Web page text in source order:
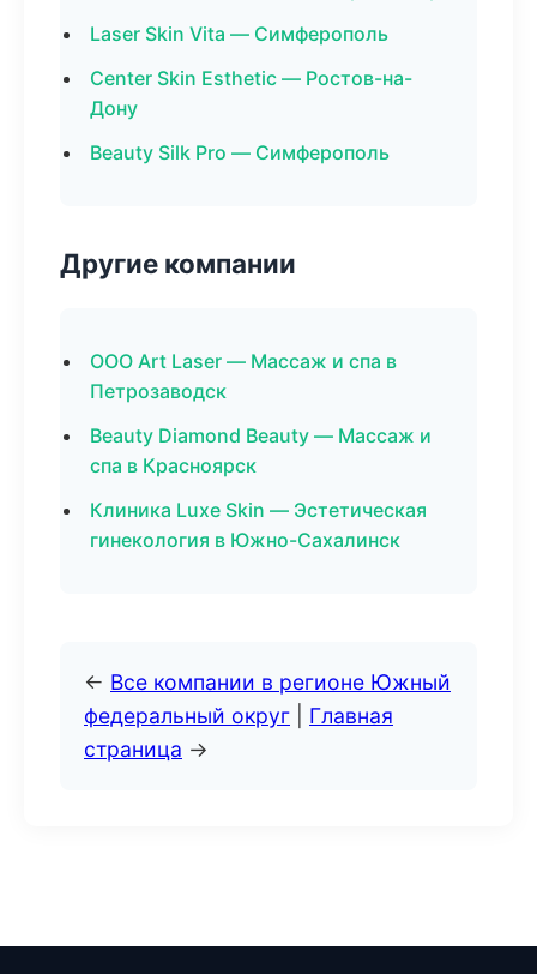
Laser Skin Vita — Симферополь
Center Skin Esthetic — Ростов-на-
Дону
Beauty Silk Pro — Симферополь
Другие компании
ООО Art Laser — Массаж и спа в
Петрозаводск
Beauty Diamond Beauty — Массаж и
спа в Красноярск
Клиника Luxe Skin — Эстетическая
гинекология в Южно-Сахалинск
← Все компании в регионе Южный
федеральный округ
Главная
страница →